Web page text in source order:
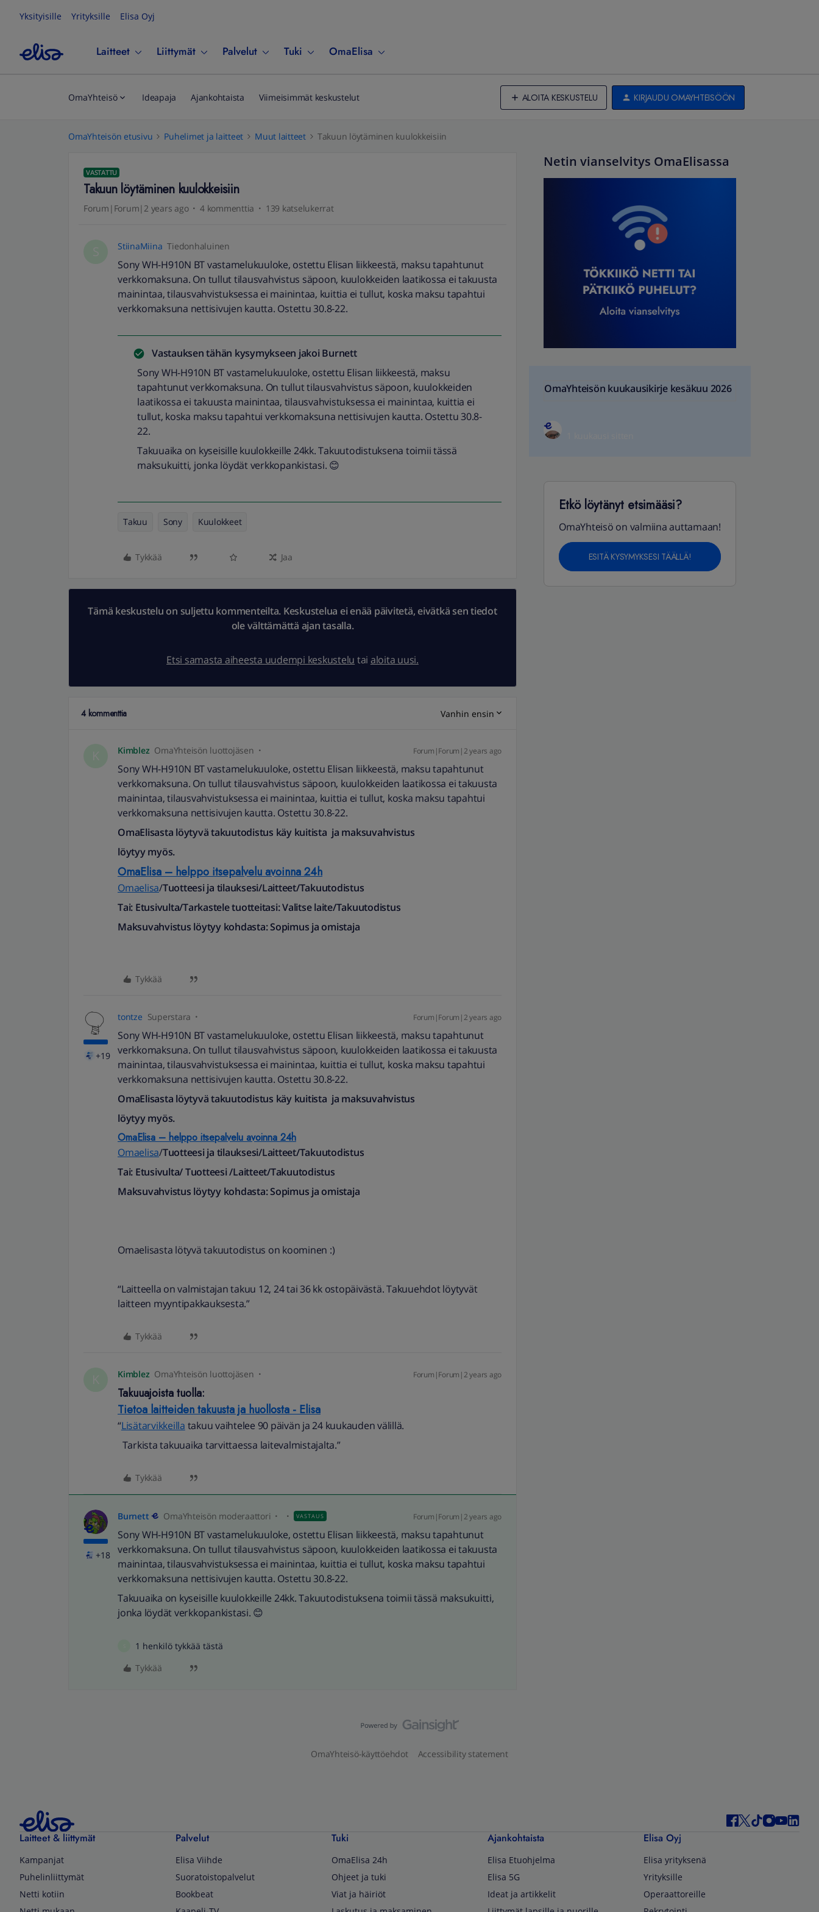
Yksityisille Yrityksille Elisa Oyj
Laitteet Liittymät Palvelut Tuki OmaElisa
OmaYhteisö Ideapaja Ajankohtaista Viimeisimmät keskustelut ALOITA KESKUSTELU KIRJAUDU OMAYHTEISÖÖN
OmaYhteisön etusivu Puhelimet ja laitteet Muut laitteet Takuun löytäminen kuulokkeisiin
VASTATTU
Takuun löytäminen kuulokkeisiin
Forum|Forum|2 years ago 4 kommenttia 139 katselukerrat
StiinaMiina Tiedonhaluinen
Sony WH-H910N BT vastamelukuuloke, ostettu Elisan liikkeestä, maksu tapahtunut
verkkomaksuna. On tullut tilausvahvistus säpoon, kuulokkeiden laatikossa ei takuusta
mainintaa, tilausvahvistuksessa ei mainintaa, kuittia ei tullut, koska maksu tapahtui
verkkomaksuna nettisivujen kautta. Ostettu 30.8-22.
Vastauksen tähän kysymykseen jakoi Burnett
Sony WH-H910N BT vastamelukuuloke, ostettu Elisan liikkeestä, maksu
tapahtunut verkkomaksuna. On tullut tilausvahvistus säpoon, kuulokkeiden
laatikossa ei takuusta mainintaa, tilausvahvistuksessa ei mainintaa, kuittia ei
tullut, koska maksu tapahtui verkkomaksuna nettisivujen kautta. Ostettu 30.8-
22.
Takuuaika on kyseisille kuulokkeille 24kk. Takuutodistuksena toimii tässä
maksukuitti, jonka löydät verkkopankistasi. 😊
Takuu Sony Kuulokkeet
Tykkää Jaa
Tämä keskustelu on suljettu kommenteilta. Keskustelua ei enää päivitetä, eivätkä sen tiedot
ole välttämättä ajan tasalla.
Etsi samasta aiheesta uudempi keskustelu tai aloita uusi.
4 kommenttia Vanhin ensin
Kimblez OmaYhteisön luottojäsen Forum|Forum|2 years ago
Sony WH-H910N BT vastamelukuuloke, ostettu Elisan liikkeestä, maksu tapahtunut
verkkomaksuna. On tullut tilausvahvistus säpoon, kuulokkeiden laatikossa ei takuusta
mainintaa, tilausvahvistuksessa ei mainintaa, kuittia ei tullut, koska maksu tapahtui
verkkomaksuna nettisivujen kautta. Ostettu 30.8-22.
OmaElisasta löytyvä takuutodistus käy kuitista ja maksuvahvistus
löytyy myös.
OmaElisa – helppo itsepalvelu avoinna 24h
Omaelisa/Tuotteesi ja tilauksesi/Laitteet/Takuutodistus
Tai: Etusivulta/Tarkastele tuotteitasi: Valitse laite/Takuutodistus
Maksuvahvistus löytyy kohdasta: Sopimus ja omistaja
Tykkää
+19
tontze Superstara Forum|Forum|2 years ago
Sony WH-H910N BT vastamelukuuloke, ostettu Elisan liikkeestä, maksu tapahtunut
verkkomaksuna. On tullut tilausvahvistus säpoon, kuulokkeiden laatikossa ei takuusta
mainintaa, tilausvahvistuksessa ei mainintaa, kuittia ei tullut, koska maksu tapahtui
verkkomaksuna nettisivujen kautta. Ostettu 30.8-22.
OmaElisasta löytyvä takuutodistus käy kuitista ja maksuvahvistus
löytyy myös.
OmaElisa – helppo itsepalvelu avoinna 24h
Omaelisa/Tuotteesi ja tilauksesi/Laitteet/Takuutodistus
Tai: Etusivulta/ Tuotteesi /Laitteet/Takuutodistus
Maksuvahvistus löytyy kohdasta: Sopimus ja omistaja
Omaelisasta lötyvä takuutodistus on koominen :)
“Laitteella on valmistajan takuu 12, 24 tai 36 kk ostopäivästä. Takuuehdot löytyvät
laitteen myyntipakkauksesta.”
Tykkää
Kimblez OmaYhteisön luottojäsen Forum|Forum|2 years ago
Takuuajoista tuolla:
Tietoa laitteiden takuusta ja huollosta - Elisa
“Lisätarvikkeilla takuu vaihtelee 90 päivän ja 24 kuukauden välillä.
Tarkista takuuaika tarvittaessa laitevalmistajalta.”
Tykkää
+18
Burnett OmaYhteisön moderaattori VASTAUS Forum|Forum|2 years ago
Sony WH-H910N BT vastamelukuuloke, ostettu Elisan liikkeestä, maksu tapahtunut
verkkomaksuna. On tullut tilausvahvistus säpoon, kuulokkeiden laatikossa ei takuusta
mainintaa, tilausvahvistuksessa ei mainintaa, kuittia ei tullut, koska maksu tapahtui
verkkomaksuna nettisivujen kautta. Ostettu 30.8-22.
Takuuaika on kyseisille kuulokkeille 24kk. Takuutodistuksena toimii tässä maksukuitti,
jonka löydät verkkopankistasi. 😊
1 henkilö tykkää tästä
Tykkää
Netin vianselvitys OmaElisassa
OmaYhteisön kuukausikirje kesäkuu 2026
Etkö löytänyt etsimääsi?
OmaYhteisö on valmiina auttamaan!
ESITÄ KYSYMYKSESI TÄÄLLÄ!
OmaYhteisö-käyttöehdot Accessibility statement
Laitteet & liittymät
Kampanjat
Puhelinliittymät
Netti kotiin
Palvelut
Elisa Viihde
Suoratoistopalvelut
Bookbeat
Tuki
OmaElisa 24h
Ohjeet ja tuki
Viat ja häiriöt
Ajankohtaista
Elisa Etuohjelma
Elisa 5G
Ideat ja artikkelit
Elisa Oyj
Elisa yrityksenä
Yrityksille
Operaattoreille